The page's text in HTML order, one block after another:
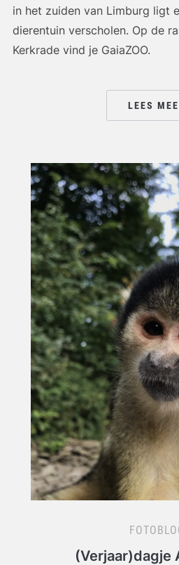
in het zuiden van Limburg ligt
dierentuin verscholen. Op de
Kerkrade vind je GaiaZOO.
LEES
(Verjaar)dagje